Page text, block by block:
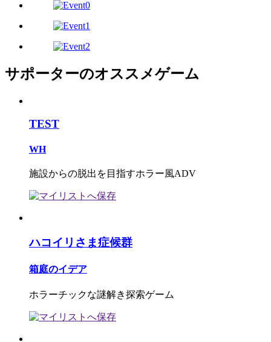
サポーターのオススメゲーム
TEST
WH
施設からの脱出を目指すホラー風ADV
ハコイリさま症候群
箱庭のイデア
ホラーチックな謎解き探索ゲーム